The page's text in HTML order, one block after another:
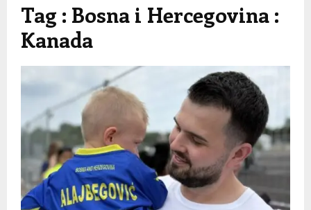
Tag : Bosna i Hercegovina :
Kanada